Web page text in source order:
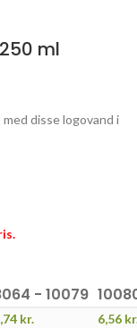
ml
disse logovand i
- 10079
kr. 6,56